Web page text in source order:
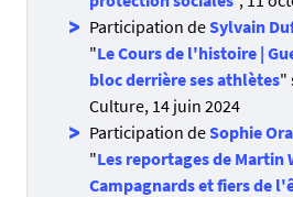
Participation deSylvain
"Le Cours de l'histoire |
bloc derrière ses athlètes"
Culture, 14 juin 2024
Participation deSophie
"Les reportages de Martin
Campagnards et fiers de